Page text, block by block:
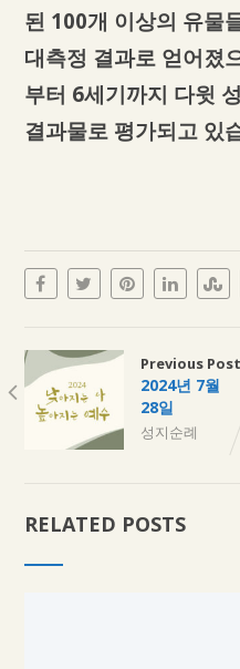
된 100개 이상의 유물
대측정 결과로 얻어졌
부터 6세기까지 다윗
결과물로 평가되고 있
Previous Post
2024년 7월
28일
성지순례
RELATED POSTS